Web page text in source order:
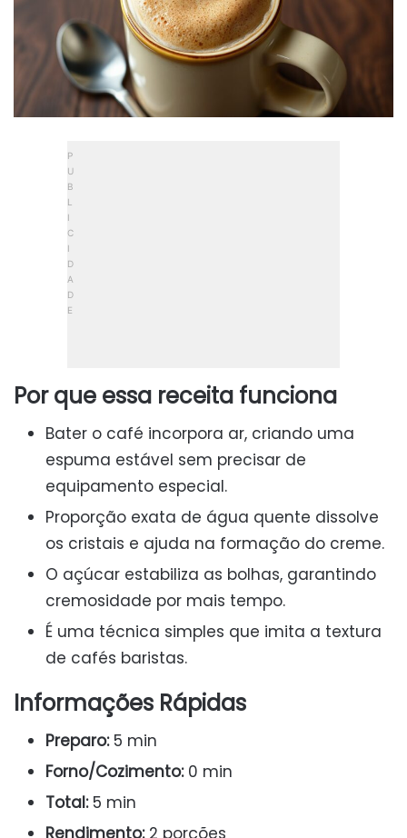
Por que essa receita funciona
Bater o café incorpora ar, criando uma
espuma estável sem precisar de
equipamento especial.
Proporção exata de água quente dissolve
os cristais e ajuda na formação do creme.
O açúcar estabiliza as bolhas, garantindo
cremosidade por mais tempo.
É uma técnica simples que imita a textura
de cafés baristas.
Informações Rápidas
Preparo:5 min
Forno/Cozimento:0 min
Total:5 min
Rendimento:2 porções